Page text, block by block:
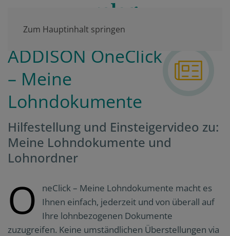
Zum Hauptinhalt springen
ADDISON OneClick
– Meine
Lohndokumente
Hilfestellung und Einsteigervideo zu:
Meine Lohndokumente und
Lohnordner
O
neClick – Meine Lohndokumente macht es
Ihnen einfach, jederzeit und von überall auf
Ihre lohnbezogenen Dokumente
zuzugreifen. Keine umständlichen Überstellungen via